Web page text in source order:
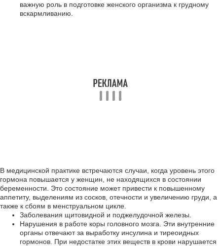
важную роль в подготовке женского организма к грудному
вскармливанию.
В медицинской практике встречаются случаи, когда уровень этого
гормона повышается у женщин, не находящихся в состоянии
беременности. Это состояние может привести к повышенному
аппетиту, выделениям из сосков, отечности и увеличению груди, а
также к сбоям в менструальном цикле.
Заболевания щитовидной и поджелудочной железы.
Нарушения в работе коры головного мозга. Эти внутренние
органы отвечают за выработку инсулина и тиреоидных
гормонов. При недостатке этих веществ в крови нарушается